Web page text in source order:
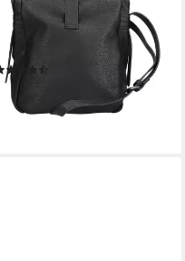
Handtasche, Schultertasche,
Überschlag mit
Schnallenverschluss
35,96 €
lieferbar - in 1-2 Werktagen bei dir